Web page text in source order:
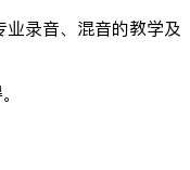
录音、混音的教学及